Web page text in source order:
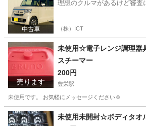
理想のクルマがあるけど審査
（株）ICT
売ります
未使用☆電子レンジ調理器
スチーマー
200円
豊栄駅
未使用です。 お気軽にメッセージください☺️
新潟 新潟市 豊栄駅 調理器具 スチー
未使用未開封☆ボディタオ